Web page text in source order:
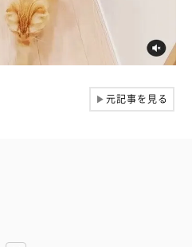
▶元記事を見る